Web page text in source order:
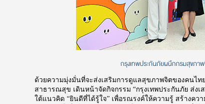
กรุงเทพประกันภัยผนึกกรมสุขภา
ด้วยความมุ่งมั่นที่จะส่งเสริมการดูแลสุขภาพจิตของคนไ
สาธารณสุข เดินหน้าจัดกิจกรรม “กรุงเทพประกันภัย ส่ง
ใต้แนวคิด “ยินดีที่ได้รู้ใจ” เพื่อรณรงค์ให้ความรู้ สร้างคว